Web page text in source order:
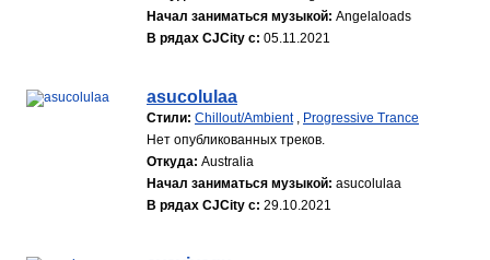
Начал заниматься музыкой: Angelaloads
В рядах CJCity с: 05.11.2021
asucolulaa
Стили: Chillout/Ambient, Progressive Trance
Нет опубликованных треков.
Откуда: Australia
Начал заниматься музыкой: asucolulaa
В рядах CJCity с: 29.10.2021